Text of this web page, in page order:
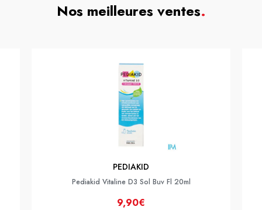
Nos meilleures ventes.
PEDIAKID
Pediakid Vitaline D3 Sol Buv Fl 20ml
9,90€